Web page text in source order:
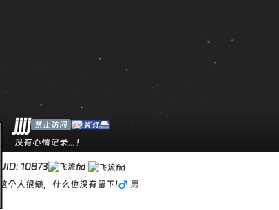
jjjj 禁止访问
没有心情记录... !
UID: 10873
这个人很懒，什么也没有留下! 男